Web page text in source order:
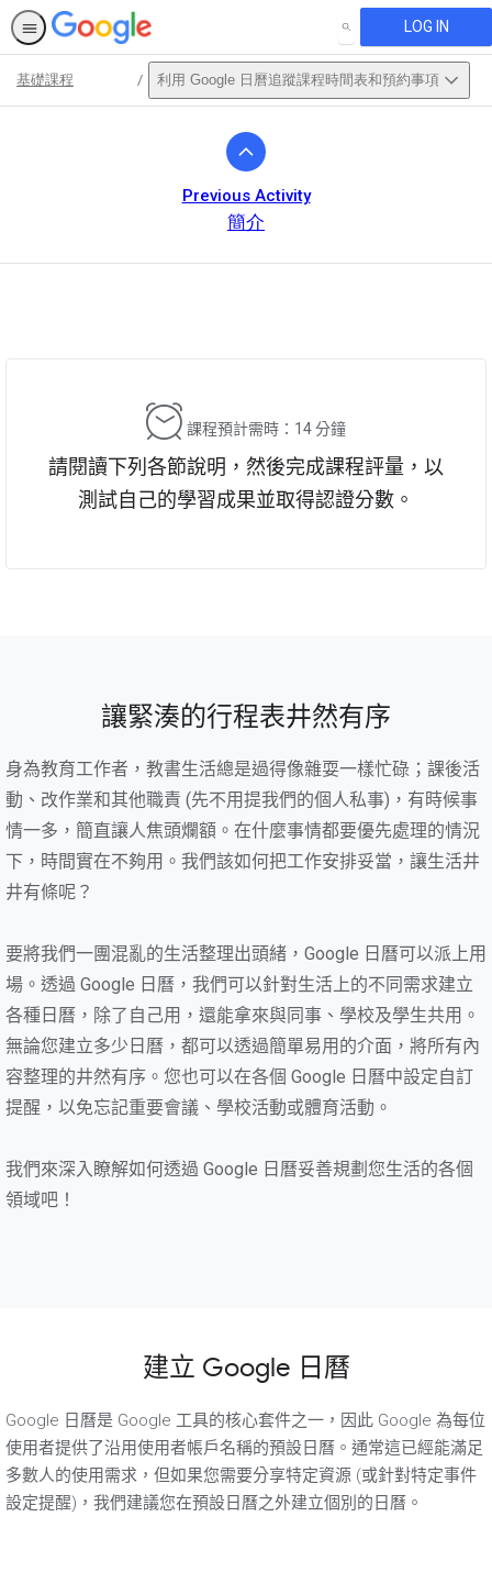
SEARCH LOG IN
基礎課程 利用 Google 日曆追蹤課程時間表和預約事項
Previous Activity
簡介
課程預計需時：14 分鐘
請閱讀下列各節說明，然後完成課程評量，以
測試自己的學習成果並取得認證分數。
讓緊湊的行程表井然有序
身為教育工作者，教書生活總是過得像雜耍一樣忙碌；課後活
動、改作業和其他職責 (先不用提我們的個人私事)，有時候事
情一多，簡直讓人焦頭爛額。在什麼事情都要優先處理的情況
下，時間實在不夠用。我們該如何把工作安排妥當，讓生活井
井有條呢？
要將我們一團混亂的生活整理出頭緒，Google 日曆可以派上用
場。透過 Google 日曆，我們可以針對生活上的不同需求建立
各種日曆，除了自己用，還能拿來與同事、學校及學生共用。
無論您建立多少日曆，都可以透過簡單易用的介面，將所有內
容整理的井然有序。您也可以在各個 Google 日曆中設定自訂
提醒，以免忘記重要會議、學校活動或體育活動。
我們來深入瞭解如何透過 Google 日曆妥善規劃您生活的各個
領域吧！
建立 Google 日曆
Google 日曆是 Google 工具的核心套件之一，因此 Google 為每位
使用者提供了沿用使用者帳戶名稱的預設日曆。通常這已經能滿足
多數人的使用需求，但如果您需要分享特定資源 (或針對特定事件
設定提醒)，我們建議您在預設日曆之外建立個別的日曆。